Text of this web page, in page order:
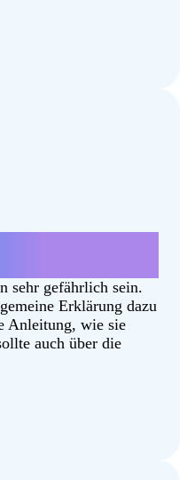
sehr gefährlich sein.
Erklärung dazu
Anleitung, wie sie
auch über die